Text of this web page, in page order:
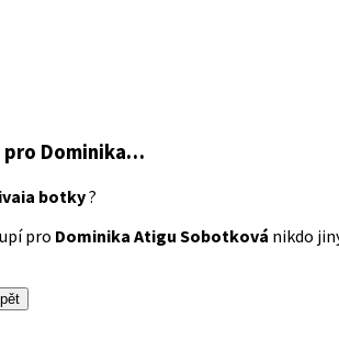
pro Dominika…
botky?
pro Dominika Atigu Sobotková nikdo